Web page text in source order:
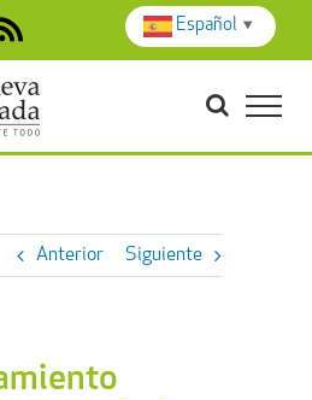
Rss
Anterior Siguiente
Español ▼